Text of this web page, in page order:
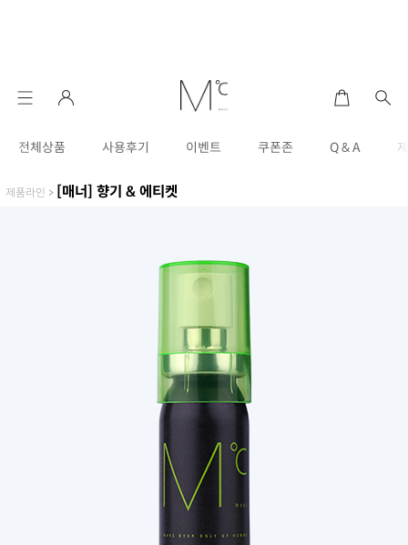
전체상품 사용후기 이벤트 쿠폰존 Q & A
제품라인 > [매너] 향기 & 에티켓